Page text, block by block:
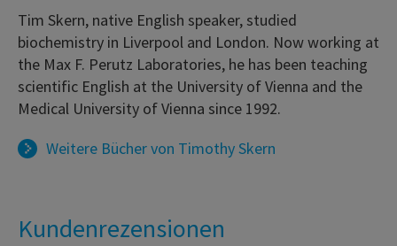
Tim Skern, native English speaker, studied
biochemistry in Liverpool and London. Now working at
the Max F. Perutz Laboratories, he has been teaching
scientific English at the University of Vienna and the
Medical University of Vienna since 1992.
Weitere Bücher von Timothy Skern
Kundenrezensionen